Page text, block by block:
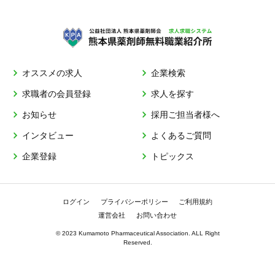
オススメの求人 企業検索
求職者の会員登録 求人を探す
お知らせ 採用ご担当者様へ
インタビュー よくあるご質問
企業登録 トピックス
ログイン プライバシーポリシー
ご利用規約
運営会社
お問い合わせ
© 2023 Kumamoto Pharmaceutical Association. ALL Right
Reserved.